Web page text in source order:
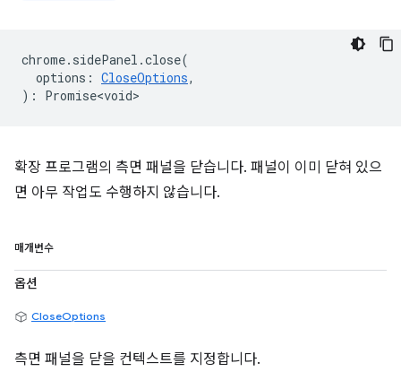
chrome. sidePanel .close(
options : CloseOptions,
) : Promise<void>
확장 프로그램의 측면 패널을 닫습니다. 패널이 이미 닫혀 있으
면 아무 작업도 수행하지 않습니다.
매개변수
옵션
CloseOptions
측면 패널을 닫을 컨텍스트를 지정합니다.